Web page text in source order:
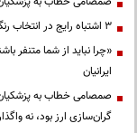
3 اشتباه رایج در انتخاب رنگ صنعتی که هزینه‌اش را سال‌ها می‌پردازید...
«چرا نباید از شما متنفر
ایرانیان
صمصامی خطاب به پزشکیان:
گران‌سازی ارز بود، نه